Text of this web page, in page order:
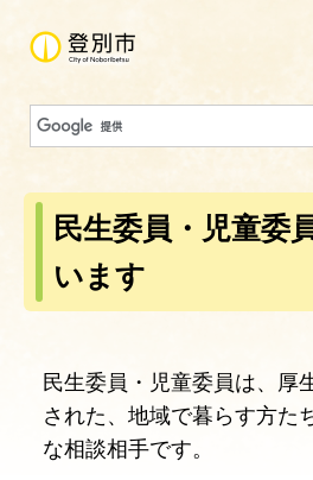
民生委員・児童委
います
民生委員・児童委員は、厚
された、地域で暮らす方た
な相談相手です。